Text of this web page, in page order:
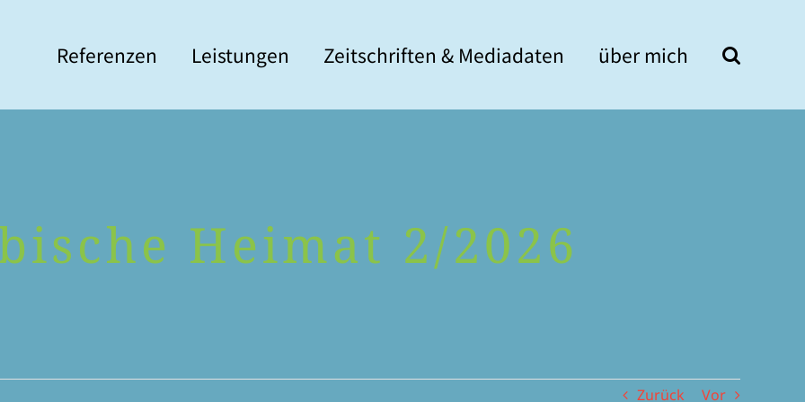
Refe­ren­zen Leis­tun­gen Zeit­schrif­ten & Mediadaten über mich
Heimat 2/2026
Zurück Vor